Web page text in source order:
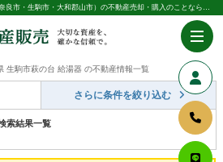
奈良県 生駒市萩の台 給湯器 ｜奈良県（奈良市・生駒市・大和郡山市）の不動産売却・購入のことなら株式会社丸山不動産販売
生駒市萩の台 給湯器 の不動産情報一覧
さらに条件を絞り込む
索結果一覧